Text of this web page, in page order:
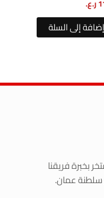
ر.ع.
إضافة إلى السلة
بخبرة فريقنا